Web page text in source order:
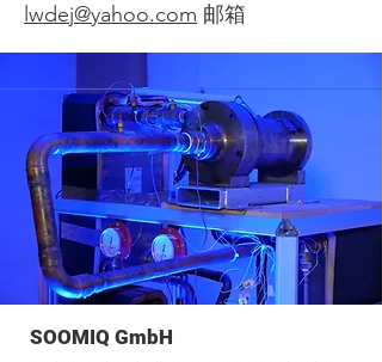
lwdej@yahoo.com 邮箱
SOOMIQ GmbH